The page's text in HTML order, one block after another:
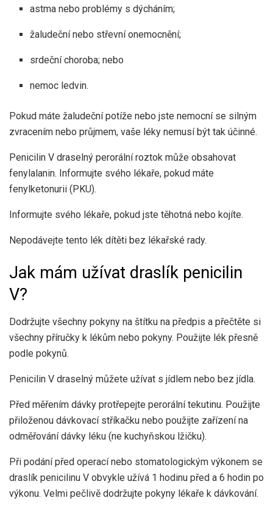
astma nebo problémy s dýcháním;
žaludeční nebo střevní onemocnění;
srdeční choroba; nebo
nemoc ledvin.
Pokud máte žaludeční potíže nebo jste nemocní se silným
zvracením nebo průjmem, vaše léky nemusí být tak účinné.
Penicilin V draselný perorální roztok může obsahovat
fenylalanin. Informujte svého lékaře, pokud máte
fenylketonurii (PKU).
Informujte svého lékaře, pokud jste těhotná nebo kojíte.
Nepodávejte tento lék dítěti bez lékařské rady.
Jak mám užívat draslík penicilin
V?
Dodržujte všechny pokyny na štítku na předpis a přečtěte si
všechny příručky k lékům nebo pokyny. Použijte lék přesně
podle pokynů.
Penicilin V draselný můžete užívat s jídlem nebo bez jídla.
Před měřením dávky protřepejte perorální tekutinu. Použijte
přiloženou dávkovací stříkačku nebo použijte zařízení na
odměřování dávky léku (ne kuchyňskou lžičku).
Při podání před operací nebo stomatologickým výkonem se
draslík penicilinu V obvykle užívá 1 hodinu před a 6 hodin po
výkonu. Velmi pečlivě dodržujte pokyny lékaře k dávkování.